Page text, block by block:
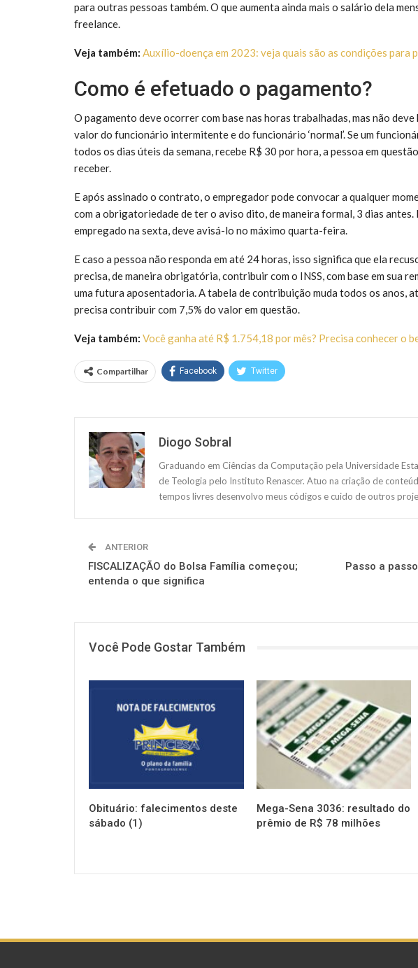
para outras pessoas também. O que aumenta ainda mais o salário dela
freelance.
Veja também: Auxílio-doença em 2023: veja quais são as condições para
Como é efetuado o pagamento?
O pagamento deve ocorrer com base nas horas trabalhadas, mas não
valor do funcionário intermitente e do funcionário ‘normal’. Se um
todos os dias úteis da semana, recebe R$ 30 por hora, a pessoa em
receber.
E após assinado o contrato, o empregador pode convocar a qualquer
com a obrigatoriedade de ter o aviso dito, de maneira formal, 3 dias
empregado na sexta, deve avisá-lo no máximo quarta-feira.
E caso a pessoa não responda em até 24 horas, isso significa que ela
precisa, de maneira obrigatória, contribuir com o INSS, com base em sua
uma futura aposentadoria. A tabela de contribuição muda todos os anos,
precisa contribuir com 7,5% do valor em questão.
Veja também: Você ganha até R$ 1.754,18 por mês? Precisa conhecer o
Compartilhar Facebook Twitter
Diogo Sobral
Graduando em Ciências da Computação pela Universidade
de Teologia pelo Instituto Renascer. Atuo na criação de
tempos livres desenvolvo meus códigos e cuido de outros
ANTERIOR
FISCALIZAÇÃO do Bolsa Família começou;
entenda o que significa
Passo a
Você Pode Gostar Também
Obituário: falecimentos deste
sábado (1)
NOTÍCIAS
Mega-Sena 3036: resultado do
prêmio de R$ 78 milhões